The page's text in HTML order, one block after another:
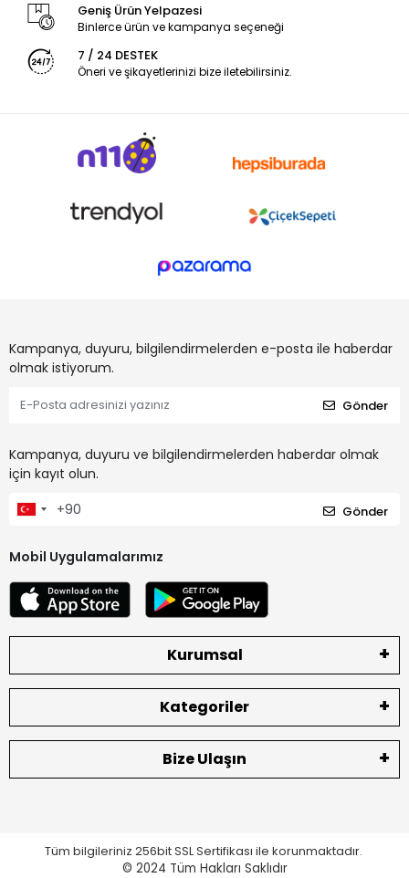
Geniş Ürün Yelpazesi
Binlerce ürün ve kampanya seçeneği
7 / 24 DESTEK
Öneri ve şikayetlerinizi bize iletebilirsiniz.
Kampanya, duyuru, bilgilendirmelerden e-posta ile haberdar
olmak istiyorum.
Gönder
Kampanya, duyuru ve bilgilendirmelerden haberdar olmak
için kayıt olun.
Gönder
Mobil Uygulamalarımız
Kurumsal
Kategoriler
Bize Ulaşın
Tüm bilgileriniz 256bit SSL Sertifikası ile korunmaktadır.
© 2024 Tüm Hakları Saklıdır